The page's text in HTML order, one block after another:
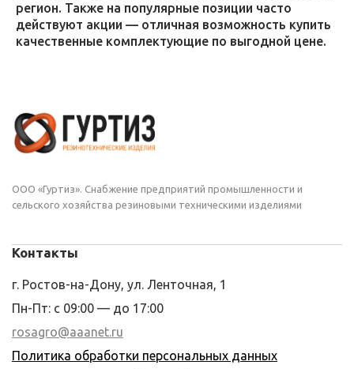
регион. Также на популярные позиции часто
действуют акции — отличная возможность купить
качественные комплектующие по выгодной цене.
ООО «Гуртиз». Снабжение предприятий промышленности и
сельского хозяйства резиновыми техническими изделиями
Контакты
г. Ростов-на-Дону, ул. Ленточная, 1
Пн-Пт: с 09:00 — до 17:00
rosagro@aaanet.ru
Политика обработки персональных данных